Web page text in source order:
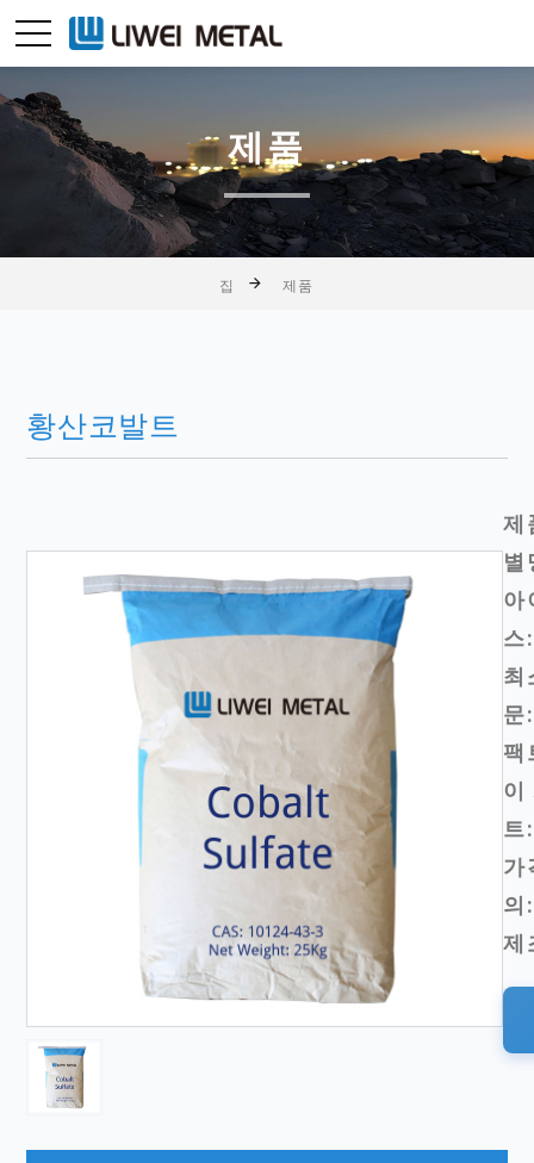
제품
집 제품
황산코발트
제
별
아
스:
최
문:
팩
이
트:
가
의:
제